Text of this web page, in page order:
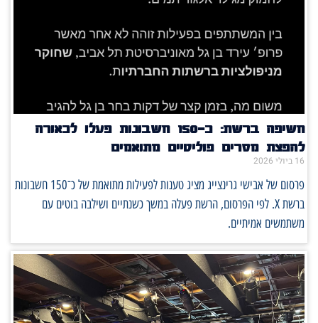
חשיפה ברשת: כ־150 חשבונות פעלו לכאורה
להפצת מסרים פוליטיים מתואמים
16 ביולי 2026
פרסום של אבישי גרינצייג מציג טענות לפעילות מתואמת של כ־150 חשבונות
ברשת X. לפי הפרסום, הרשת פעלה במשך כשנתיים ושילבה בוטים עם
משתמשים אמיתיים.